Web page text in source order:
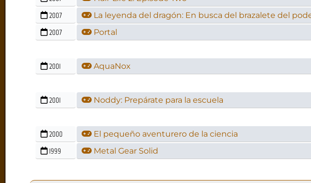
2007 La leyenda del dragón: En busca del brazalete del
2007 Portal
2001 AquaNox
2001 Noddy: Prepárate para la escuela
2000 El pequeño aventurero de la ciencia
1999 Metal Gear Solid